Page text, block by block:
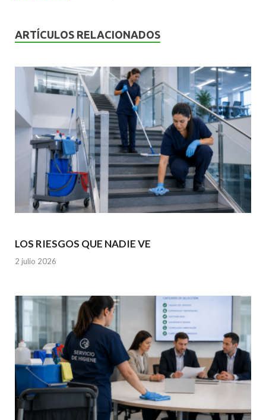
o
o
k
A
p
p
n
ARTÍCULOS RELACIONADOS
LOS RIESGOS QUE NADIE VE
2 julio 2026